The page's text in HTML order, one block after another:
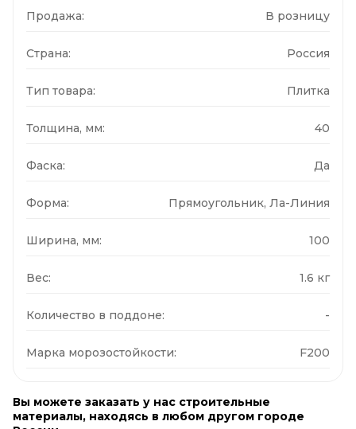
Продажа: В розницу
Страна: Россия
Тип товара: Плитка
Толщина, мм: 40
Фаска: Да
Форма: Прямоугольник, Ла-Линия
Ширина, мм: 100
Вес: 1.6 кг
Количество в поддоне: -
Марка морозостойкости: F200
Вы можете заказать у нас строительные
материалы, находясь в любом другом городе